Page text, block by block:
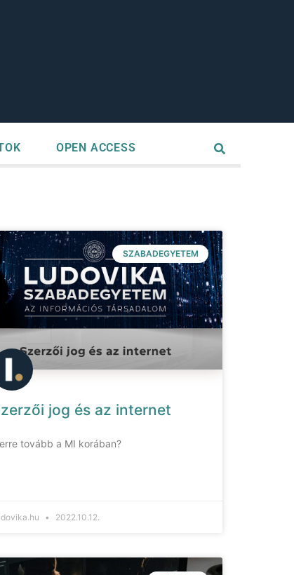
OPEN ACCESS
SZABADEGYETEM
jog és az internet
tovább a MI korában?
2022.10.12.